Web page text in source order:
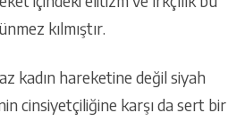
kılmıştır.
kadın hareketine değil siyah
cinsiyetçiliğine karşı da sert bir